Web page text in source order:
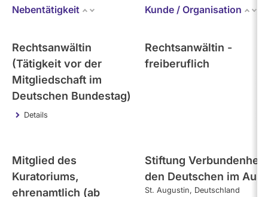
Kandidaturen
nicht
berücksichtigt.
Kategorie
Themen
Einkommen
- Alle -
Interval
- Alle -
Nebentätigkeit Kunde / Organisation
Rechtsanwältin
(Tätigkeit vor der
Mitgliedschaft im
Deutschen Bundestag)
Details
Rechtsanwältin -
freiberuflich
Mitglied des
Kuratoriums,
ehrenamtlich (ab
Stiftung
den Deutschen im
St. Augustin Deutschland